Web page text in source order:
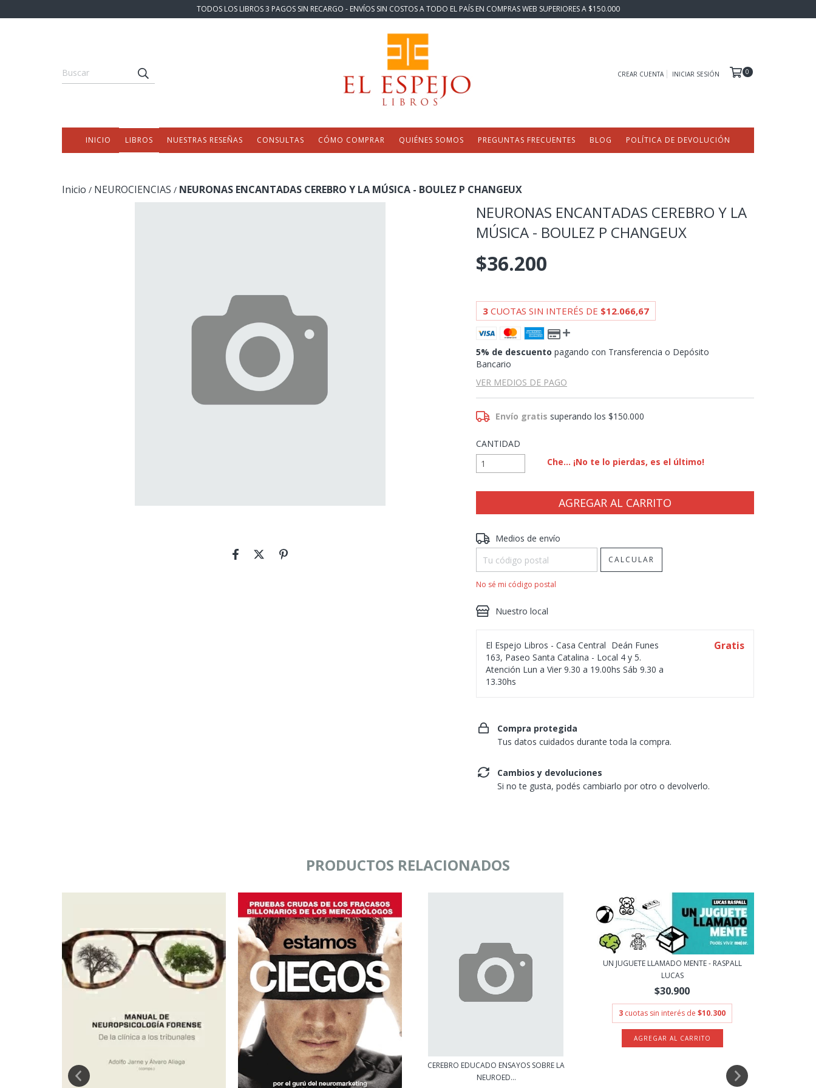
TODOS LOS LIBROS 3 PAGOS SIN RECARGO - ENVÍOS SIN COSTOS A TODO EL PAÍS EN COMPRAS WEB SUPERIORES A $150.000
CREAR CUENTA INICIAR SESIÓN 0
INICIO LIBROS NUESTRAS RESEÑAS CONSULTAS CÓMO COMPRAR QUIÉNES SOMOS PREGUNTAS FRECUENTES BLOG POLÍTICA DE DEVOLUCIÓN
Inicio / NEUROCIENCIAS / NEURONAS ENCANTADAS CEREBRO Y LA MÚSICA - BOULEZ P CHANGEUX
NEURONAS ENCANTADAS CEREBRO Y LA
MÚSICA - BOULEZ P CHANGEUX
$36.200
3 CUOTAS SIN INTERÉS DE $12.066,67
5% de descuento pagando con Transferencia o Depósito
Bancario
VER MEDIOS DE PAGO
Envío gratis superando los$150.000
CANTIDAD
Che... ¡No te lo pierdas, es el último!
Entregas para el CP:
Medios de envío
CALCULAR
No sé mi código postal
Nuestro local
El Espejo Libros - Casa Central Deán Funes
163, Paseo Santa Catalina - Local 4 y 5.
Atención Lun a Vier 9.30 a 19.00hs Sáb 9.30 a
13.30hs
Gratis
Compra protegida
Tus datos cuidados durante toda la compra.
Cambios y devoluciones
Si no te gusta, podés cambiarlo por otro o devolverlo.
PRODUCTOS RELACIONADOS
CEREBRO EDUCADO ENSAYOS SOBRE LA
NEUROED...
UN JUGUETE LLAMADO MENTE - RASPALL
LUCAS
$30.900
3 cuotas sin interés de $10.300